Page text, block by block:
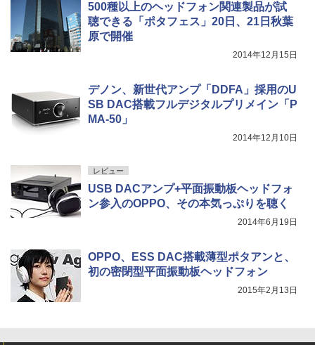
500種以上のヘッドフォン関連製品が試
聴できる「ポタフェス」20日、21日秋葉
原で開催
2014年12月15日
デノン、新世代アンプ「DDFA」採用のU
SB DAC搭載フルデジタルプリメイン「P
MA-50」
2014年12月10日
レビュー
USB DACアンプ+平面振動板ヘッドフォ
ン参入のOPPO、その本気っぷりを聴く
2014年6月19日
OPPO、ESS DAC搭載薄型ポタアンと、
初の密閉型平面振動板ヘッドフォン
2015年2月13日